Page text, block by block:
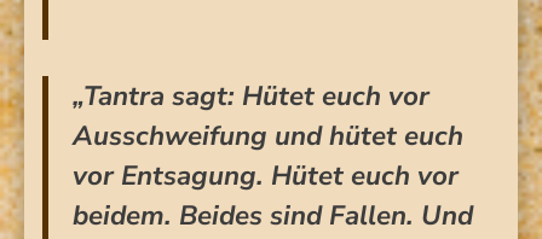
„Tantra sagt: Hütet euch vor
Ausschweifung und hütet euch
vor Entsagung. Hütet euch vor
beidem. Beides sind Fallen. Und